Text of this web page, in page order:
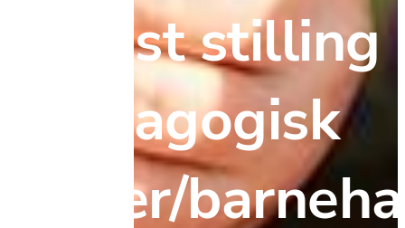
1 fast stilling
pedagogisk
leder/